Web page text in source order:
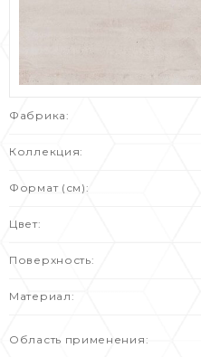
Фабрика:
Коллекция:
Формат (см):
Цвет:
Поверхность:
Материал:
Область применения: